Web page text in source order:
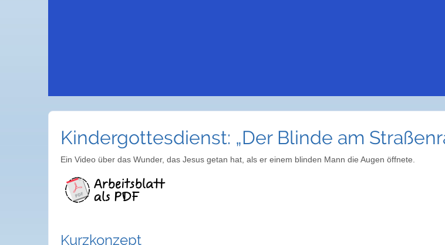
Kindergottesdienst: „Der Blinde am
Ein Video über das Wunder, das Jesus getan hat, als er einem blinden Mann die Augen öffnete.
Kurzkonzept